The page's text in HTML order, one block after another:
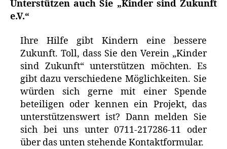
Unterstützen auch Sie „Kinder sind Zukunft
e.V.“
Ihre Hilfe gibt Kindern eine bessere
Zukunft. Toll, dass Sie den Verein „Kinder
sind Zukunft“ unterstützen möchten. Es
gibt dazu verschiedene Möglichkeiten. Sie
würden sich gerne mit einer Spende
beteiligen oder kennen ein Projekt, das
unterstützenswert ist? Dann melden Sie
sich bei uns unter 0711-217286-11 oder
über das unten stehende Kontaktformular.